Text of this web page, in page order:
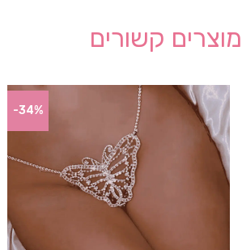
מוצרים קשורים
-34%